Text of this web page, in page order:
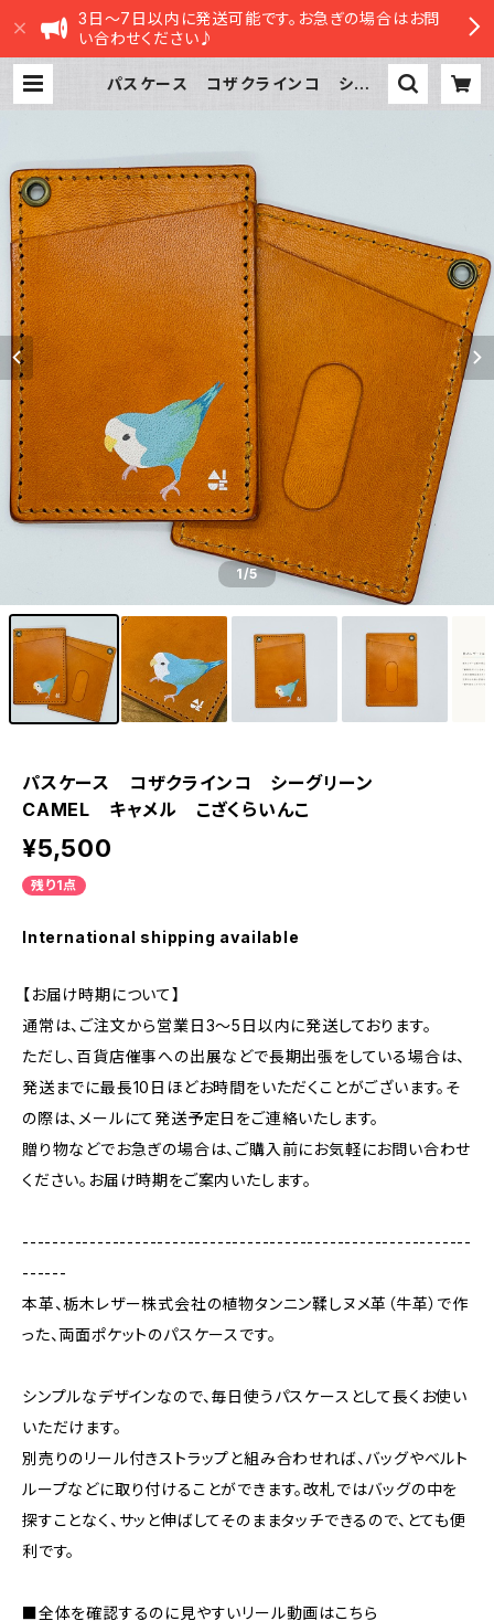
3日～7日以内に発送可能です。お急ぎの場合はお問
い合わせください♪
パスケース コザクラインコ シーグ
1/5
パスケース コザクラインコ シーグリーン
CAMEL キャメル こざくらいんこ
¥5,500
残り1点
International shipping available
【お届け時期について】
通常は、ご注文から営業日3〜5日以内に発送しております。
ただし、百貨店催事への出展などで長期出張をしている場合は、
発送までに最長10日ほどお時間をいただくことがございます。そ
の際は、メールにて発送予定日をご連絡いたします。
贈り物などでお急ぎの場合は、ご購入前にお気軽にお問い合わせ
ください。お届け時期をご案内いたします。
------------------------------------------------------------
------
本革、栃木レザー株式会社の植物タンニン鞣しヌメ革（牛革）で作
った、両面ポケットのパスケースです。
シンプルなデザインなので、毎日使うパスケースとして長くお使い
いただけます。
別売りのリール付きストラップと組み合わせれば、バッグやベルト
ループなどに取り付けることができます。改札ではバッグの中を
探すことなく、サッと伸ばしてそのままタッチできるので、とても便
利です。
■全体を確認するのに見やすいリール動画はこちら